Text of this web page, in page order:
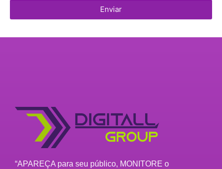
Enviar
“APAREÇA para seu público, MONITORE o